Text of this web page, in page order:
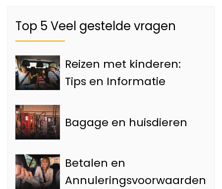
Top 5 Veel gestelde vragen
Reizen met kinderen:
Tips en Informatie
Bagage en huisdieren
Betalen en
Annuleringsvoorwaarden